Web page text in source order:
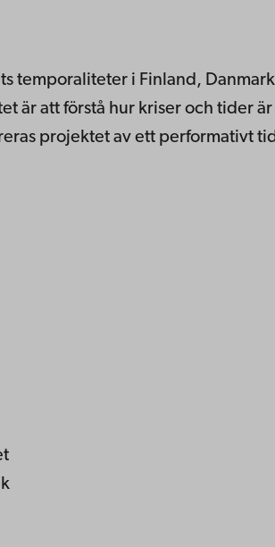
temporaliteter i Finland,
är att förstå hur kriser och tider
projektet av ett performativt